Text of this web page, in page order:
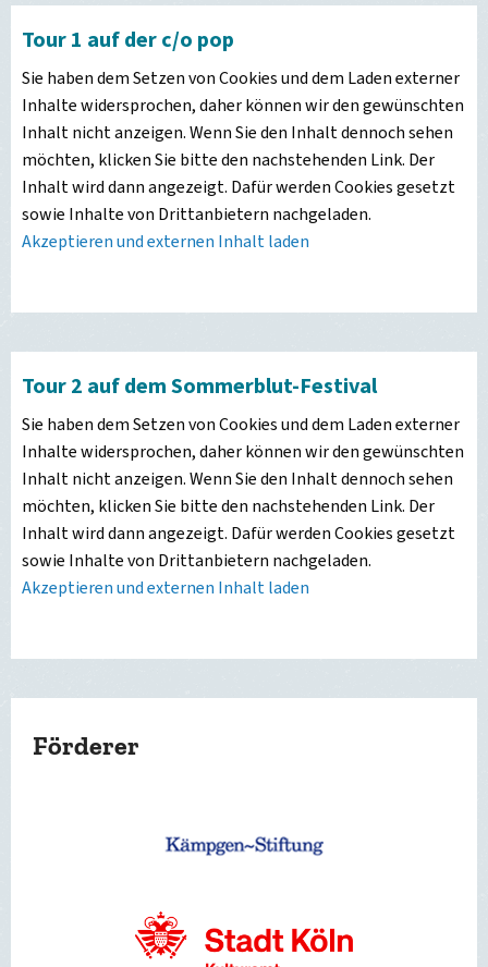
Tour 1 auf der c/o pop
Sie haben dem Setzen von Cookies und dem Laden externer
Inhalte widersprochen, daher können wir den gewünschten
Inhalt nicht anzeigen. Wenn Sie den Inhalt dennoch sehen
möchten, klicken Sie bitte den nachstehenden Link. Der
Inhalt wird dann angezeigt. Dafür werden Cookies gesetzt
sowie Inhalte von Drittanbietern nachgeladen.
Akzeptieren und externen Inhalt laden
Tour 2 auf dem Sommerblut-Festival
Sie haben dem Setzen von Cookies und dem Laden externer
Inhalte widersprochen, daher können wir den gewünschten
Inhalt nicht anzeigen. Wenn Sie den Inhalt dennoch sehen
möchten, klicken Sie bitte den nachstehenden Link. Der
Inhalt wird dann angezeigt. Dafür werden Cookies gesetzt
sowie Inhalte von Drittanbietern nachgeladen.
Akzeptieren und externen Inhalt laden
Förderer